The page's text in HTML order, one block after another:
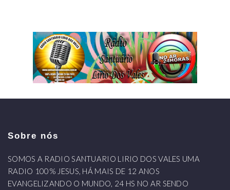
Sobre nós
SOMOS A RADIO SANTUARIO LIRIO DOS VALES UMA
RADIO 100% JESUS, HÁ MAIS DE 12 ANOS
EVANGELIZANDO O MUNDO, 24 HS NO AR SENDO